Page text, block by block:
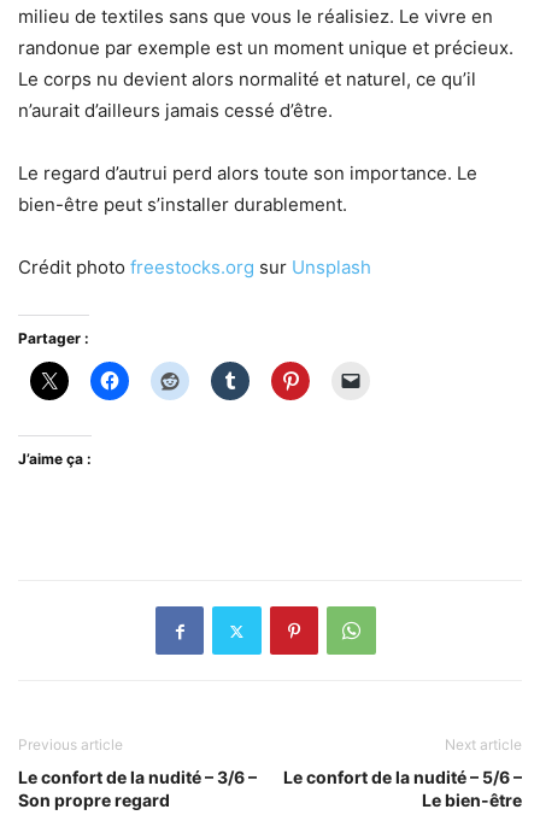
milieu de textiles sans que vous le réalisiez. Le vivre en
randonue par exemple est un moment unique et précieux.
Le corps nu devient alors normalité et naturel, ce qu’il
n’aurait d’ailleurs jamais cessé d’être.
Le regard d’autrui perd alors toute son importance. Le
bien-être peut s’installer durablement.
Crédit photo freestocks.org sur Unsplash
Partager :
J’aime ça :
Previous article
Le confort de la nudité – 3/6 –
Son propre regard
Next article
Le confort de la nudité – 5/6 –
Le bien-être